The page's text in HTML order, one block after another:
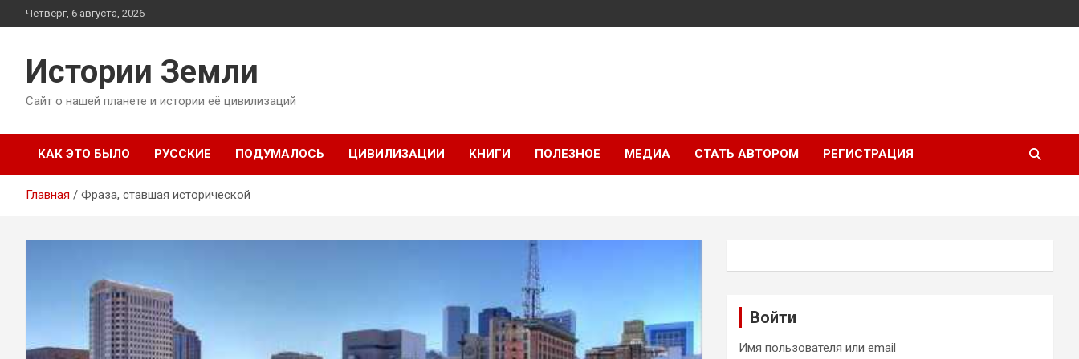
Перейти
к
Четверг, 6 августа, 2026
Истории Земли
Сайт о нашей планете и истории её цивилизаций
КАК ЭТО БЫЛО РУССКИЕ ПОДУМАЛОСЬ ЦИВИЛИЗАЦИИ КНИГИ ПОЛЕЗНОЕ МЕДИА СТАТЬ АВТОРОМ РЕГИСТРАЦИЯ
Главная Фраза, ставшая исторической
Войти
Имя пользователя или email